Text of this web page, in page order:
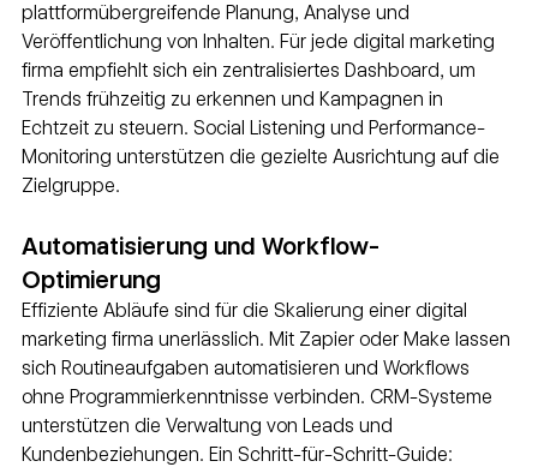
plattformübergreifende Planung, Analyse und
Veröffentlichung von Inhalten. Für jede digital marketing
firma empfiehlt sich ein zentralisiertes Dashboard, um
Trends frühzeitig zu erkennen und Kampagnen in
Echtzeit zu steuern. Social Listening und Performance-
Monitoring unterstützen die gezielte Ausrichtung auf die
Zielgruppe.
Automatisierung und Workflow-
Optimierung
Effiziente Abläufe sind für die Skalierung einer digital
marketing firma unerlässlich. Mit Zapier oder Make lassen
sich Routineaufgaben automatisieren und Workflows
ohne Programmierkenntnisse verbinden. CRM-Systeme
unterstützen die Verwaltung von Leads und
Kundenbeziehungen. Ein Schritt-für-Schritt-Guide: